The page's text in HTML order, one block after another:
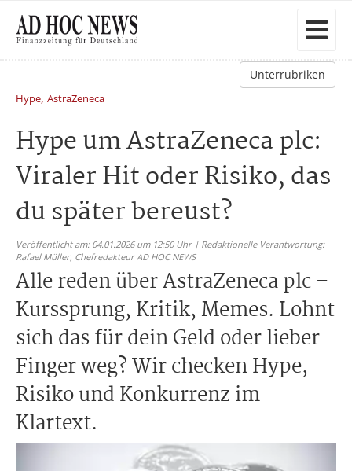
Unterrubriken
Hype, AstraZeneca
Hype um AstraZeneca plc:
Viraler Hit oder Risiko, das
du später bereust?
Veröffentlicht am: 04.01.2026 um 12:50 Uhr | Redaktionelle Verantwortung:
Rafael Müller, Chefredakteur AD HOC NEWS
Alle reden über AstraZeneca plc –
Kurssprung, Kritik, Memes. Lohnt
sich das für dein Geld oder lieber
Finger weg? Wir checken Hype,
Risiko und Konkurrenz im
Klartext.